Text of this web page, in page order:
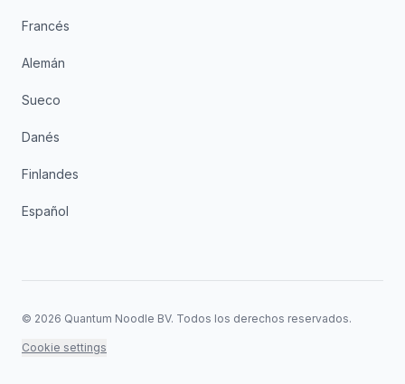
Francés
Alemán
Sueco
Danés
Finlandes
Español
© 2026 Quantum Noodle BV. Todos los derechos reservados.
Cookie settings